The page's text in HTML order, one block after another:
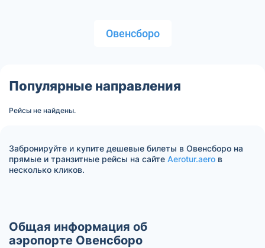
Овенсборо
Популярные направления
Рейсы не найдены.
Забронируйте и купите дешевые билеты в Овенсборо на
прямые и транзитные рейсы на сайте Aerotur.aero в
несколько кликов.
Общая информация об
аэропорте Овенсборо